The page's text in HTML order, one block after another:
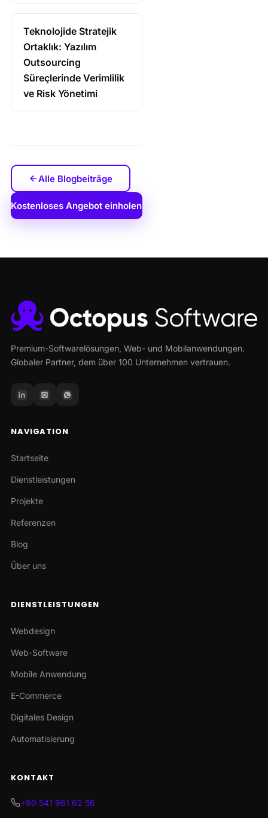
Teknolojide Stratejik
Ortaklık: Yazılım
Outsourcing
Süreçlerinde Verimlilik
ve Risk Yönetimi
Alle Blogbeiträge
Kostenloses Angebot einholen
Premium-Softwarelösungen, Web- und Mobilanwendungen.
Globaler Partner, dem über 100 Unternehmen vertrauen.
NAVIGATION
Startseite
Dienstleistungen
Projekte
Referenzen
Blog
Über uns
DIENSTLEISTUNGEN
Webdesign
Web-Software
Mobile Anwendung
E-Commerce
Digitales Design
Automatisierung
KONTAKT
+90 541 961 62 56